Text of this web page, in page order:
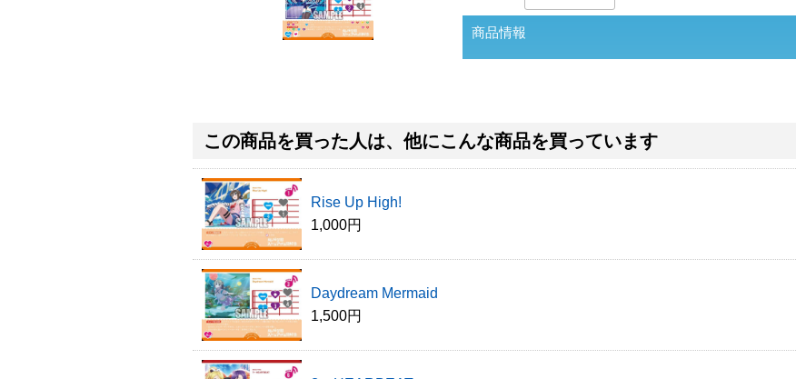
商品情報
この商品を買った人は、他にこんな商品を買っています
Rise Up High!
1,000円
Daydream Mermaid
1,500円